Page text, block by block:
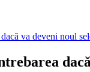
va deveni noul